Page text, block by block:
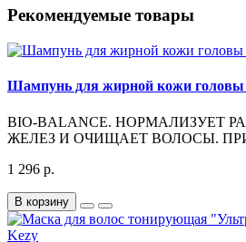
Рекомендуемые товары
Шампунь для жирной кожи головы
BIO-BALANCE. НОРМАЛИЗУЕТ
ЖЕЛЕЗ И ОЧИЩАЕТ ВОЛОСЫ.
1 296 р.
В корзину